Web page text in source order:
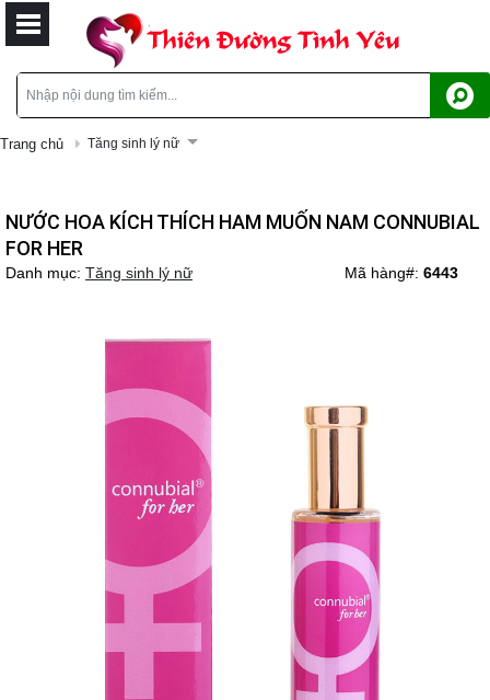
Trang chủ Tăng sinh lý nữ
NƯỚC HOA KÍCH THÍCH HAM MUỐN NAM CONNUBIAL
FOR HER
Mã hàng#: 6443
Danh mục: Tăng sinh lý nữ